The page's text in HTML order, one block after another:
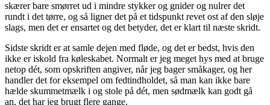
skærer bare smørret ud i mindre stykker og gnider og nulrer det
rundt i det tørre, og så ligner det på et tidspunkt revet ost af den sløje
slags, men det er ensartet og det betyder, det er klart til næste skridt.
Sidste skridt er at samle dejen med fløde, og det er bedst, hvis den
ikke er iskold fra køleskabet. Normalt er jeg meget hys med at bruge
netop dét, som opskriften angiver, når jeg bager småkager, og her
handler det for eksempel om fedtindholdet, så man kan ikke bare
hælde skummetmælk i og stole på dét, men sødmælk kan godt gå
an, det har jeg brugt flere gange.